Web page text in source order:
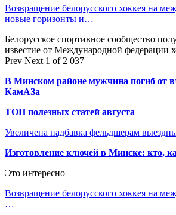
Возвращение белорусского хоккея на
новые горизонты и…
Белорусское спортивное сообщество
известие от Международной
Prev Next 1 of 2 037
В Минском районе мужчина погиб от
КамАЗа
ТОП полезных статей августа
Увеличена надбавка фельдшерам
Изготовление ключей в Минске: кто,
Это интересно
Возвращение белорусского хоккея на
…